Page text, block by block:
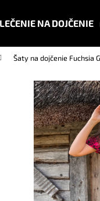
NA DOJČENIE
Šaty na dojčenie Fuchsia
Čo